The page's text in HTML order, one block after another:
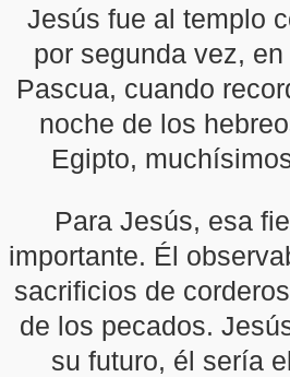
Jesús fue al templo
por segunda vez,
Pascua, cuando
noche de los
Egipto,
Para Jesús, esa
importante. Él
sacrificios de
de los pecados.
su futuro, él sería